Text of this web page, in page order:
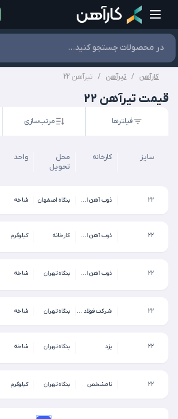
کارآهن / تیرآهن / تیرآهن 22
قیمت تیرآهن 22
فیلترها مرتب‌سازی
سایز کارخانه
محل
تحویل
واحد
22 ذوب آهن اصفهان بنگاه اصفهان شاخه
22 ذوب آهن اصفهان کارخانه کیلوگرم
22 ذوب آهن اصفهان بنگاه تهران شاخه
22 شرکت فولاد آلیاژی ایران(سهامی عام) (فولاد آلیاژی یزد) بنگاه تهران شاخه
22 یزد بنگاه تهران شاخه
22 نامشخص بنگاه تهران کیلوگرم